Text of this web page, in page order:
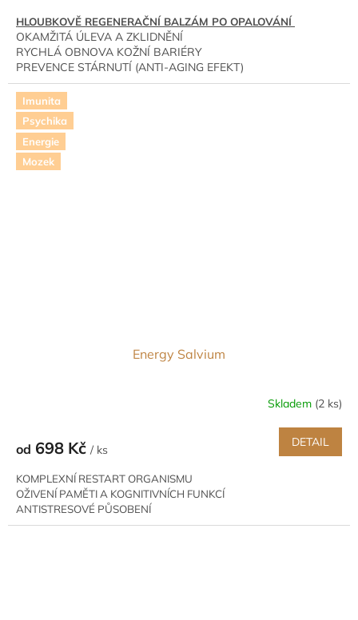
HLOUBKOVĚ REGENERAČNÍ BALZÁM PO OPALOVÁNÍ
OKAMŽITÁ ÚLEVA A ZKLIDNĚNÍ
RYCHLÁ OBNOVA KOŽNÍ BARIÉRY
PREVENCE STÁRNUTÍ (ANTI-AGING EFEKT)
BEZPEČNÉ PŘÍRODNÍ SLOŽENÍ
Imunita
Psychika
Energie
Mozek
Energy Salvium
Skladem (2 ks)
od 698 Kč / ks
DETAIL
KOMPLEXNÍ RESTART ORGANISMU
OŽIVENÍ PAMĚTI A KOGNITIVNÍCH FUNKCÍ
ANTISTRESOVÉ PŮSOBENÍ